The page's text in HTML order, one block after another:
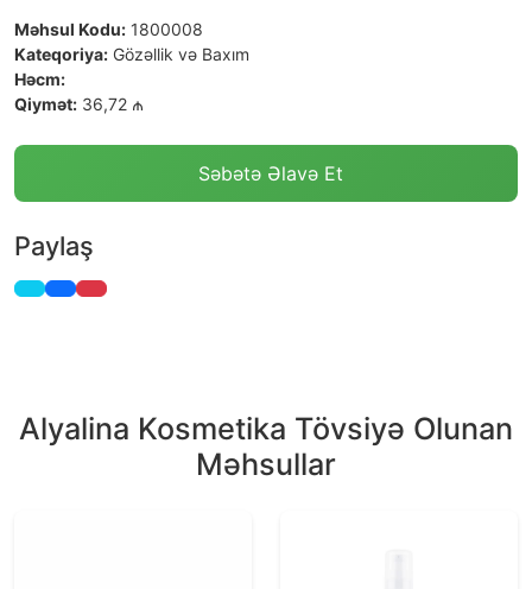
Məhsul Kodu: 1800008
Kateqoriya: Gözəllik və Baxım
Həcm:
Qiymət: 36,72 ₼
Səbətə Əlavə Et
Paylaş
Alyalina Kosmetika Tövsiyə Olunan
Məhsullar